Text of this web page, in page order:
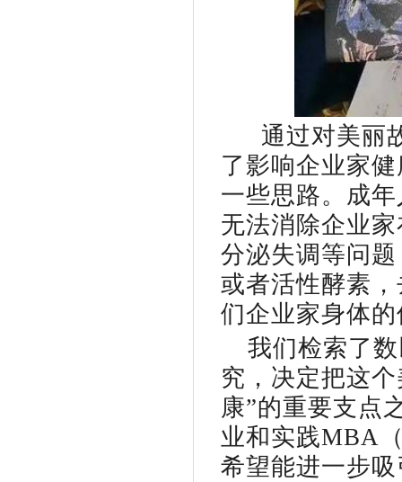
通过对美丽
了影响企业家
一些思路。成
无法消除企业
分泌失调等问
或者活性酵素
们企业家身体
我们检索了
究，决定把这
康”的重要支点
业和实践MBA
希望能进一步